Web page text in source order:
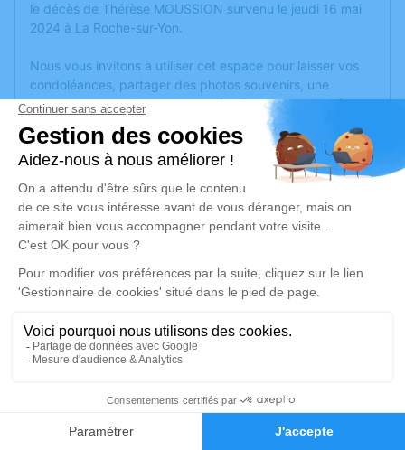
Faire-part Hommages
le décès de Thérèse MOUSSION survenu le jeudi 16 mai
2024 à La Roche-sur-Yon.
Nous vous invitons à utiliser cet espace pour laisser vos
condoléances, partager des photos souvenirs, une
anecdote ou exprimer vos pensées à travers des poèmes
ou des textes. Cet endroit est un lieu d'expression dédié à
honorer la mémoire de Thérèse MOUSSION.
Un service de plantation d’arbre hommage estdisponible
mardi 21 mai 2024 à 15h00
Église de Nesmy
Place de l'église